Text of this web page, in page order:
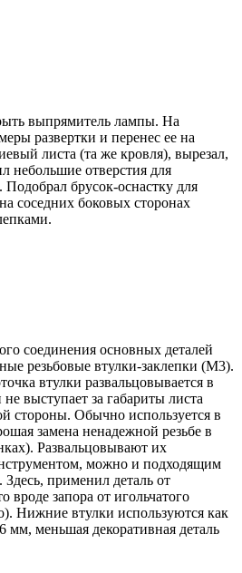
выпрямитель лампы. На
развертки и перенес ее на
листа (та же кровля), вырезал,
небольшие отверстия для
брусок-оснастку для
соседних боковых сторонах
соединения основных деталей
резьбовые втулки-заклепки (М3).
втулки развальцовывается в
выступает за габариты листа
стороны. Обычно используется в
замена ненадежной резьбе в
Развальцовывают их
можно и подходящим
применил деталь от
вроде запора от игольчатого
Нижние втулки используются как
мм, меньшая декоративная деталь